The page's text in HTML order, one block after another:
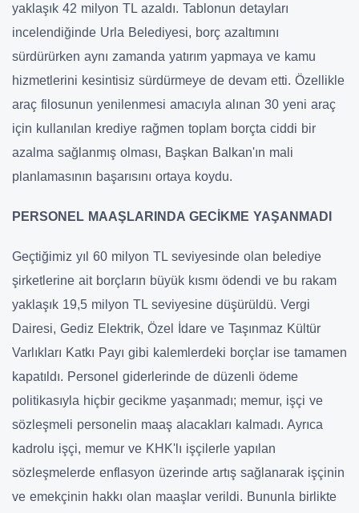
yaklaşık 42 milyon TL azaldı. Tablonun detayları
incelendiğinde Urla Belediyesi, borç azaltımını
sürdürürken aynı zamanda yatırım yapmaya ve kamu
hizmetlerini kesintisiz sürdürmeye de devam etti. Özellikle
araç filosunun yenilenmesi amacıyla alınan 30 yeni araç
için kullanılan krediye rağmen toplam borçta ciddi bir
azalma sağlanmış olması, Başkan Balkan'ın mali
planlamasının başarısını ortaya koydu.
PERSONEL MAAŞLARINDA GECİKME YAŞANMADI
Geçtiğimiz yıl 60 milyon TL seviyesinde olan belediye
şirketlerine ait borçların büyük kısmı ödendi ve bu rakam
yaklaşık 19,5 milyon TL seviyesine düşürüldü. Vergi
Dairesi, Gediz Elektrik, Özel İdare ve Taşınmaz Kültür
Varlıkları Katkı Payı gibi kalemlerdeki borçlar ise tamamen
kapatıldı. Personel giderlerinde de düzenli ödeme
politikasıyla hiçbir gecikme yaşanmadı; memur, işçi ve
sözleşmeli personelin maaş alacakları kalmadı. Ayrıca
kadrolu işçi, memur ve KHK'lı işçilerle yapılan
sözleşmelerde enflasyon üzerinde artış sağlanarak işçinin
ve emekçinin hakkı olan maaşlar verildi. Bununla birlikte